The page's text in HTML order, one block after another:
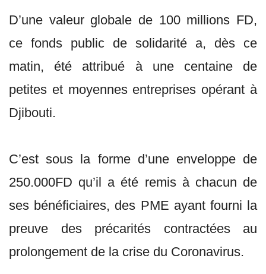
D’une valeur globale de 100 millions FD,
ce fonds public de solidarité a, dès ce
matin, été attribué à une centaine de
petites et moyennes entreprises opérant à
Djibouti.
C’est sous la forme d’une enveloppe de
250.000FD qu’il a été remis à chacun de
ses bénéficiaires, des PME ayant fourni la
preuve des précarités contractées au
prolongement de la crise du Coronavirus.